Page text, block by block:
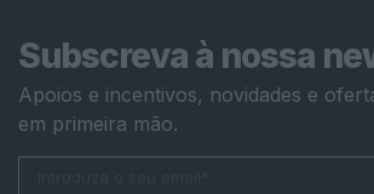
Subscreva à nossa
Apoios e incentivos, novidades e
em primeira mão.